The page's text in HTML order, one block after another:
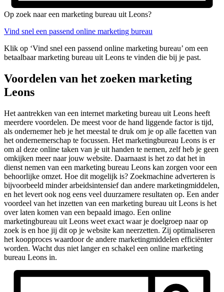
Op zoek naar een marketing bureau uit Leons?
Vind snel een passend online marketing bureau
Klik op ‘Vind snel een passend online marketing bureau’ om een
betaalbaar marketing bureau uit Leons te vinden die bij je past.
Voordelen van het zoeken marketing
Leons
Het aantrekken van een internet marketing bureau uit Leons heeft
meerdere voordelen. De meest voor de hand liggende factor is tijd,
als ondernemer heb je het meestal te druk om je op alle facetten van
het ondernemerschap te focussen. Het marketingbureau Leons is er
om al deze online taken van je uit handen te nemen, zelf heb je geen
omkijken meer naar jouw website. Daarnaast is het zo dat het in
dienst nemen van een marketing bureau Leons kan zorgen voor een
behoorlijke omzet. Hoe dit mogelijk is? Zoekmachine adverteren is
bijvoorbeeld minder arbeidsintensief dan andere marketingmiddelen,
en het levert ook nog eens veel duurzamere resultaten op. Een ander
voordeel van het inzetten van een marketing bureau uit Leons is het
over laten komen van een bepaald imago. Een online
marketingbureau uit Leons weet exact waar je doelgroep naar op
zoek is en hoe jij dit op je website kan neerzetten. Zij optimaliseren
het koopproces waardoor de andere marketingmiddelen efficiënter
worden. Wacht dus niet langer en schakel een online marketing
bureau Leons in.